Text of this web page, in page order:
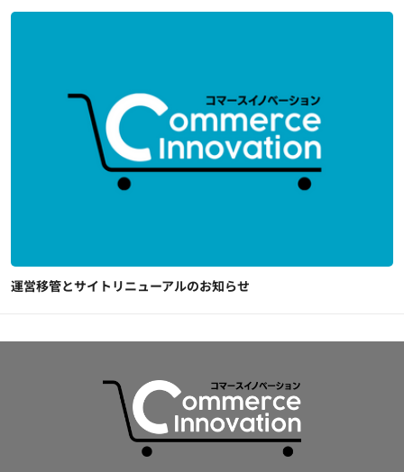
運営移管とサイトリニューアルのお知らせ